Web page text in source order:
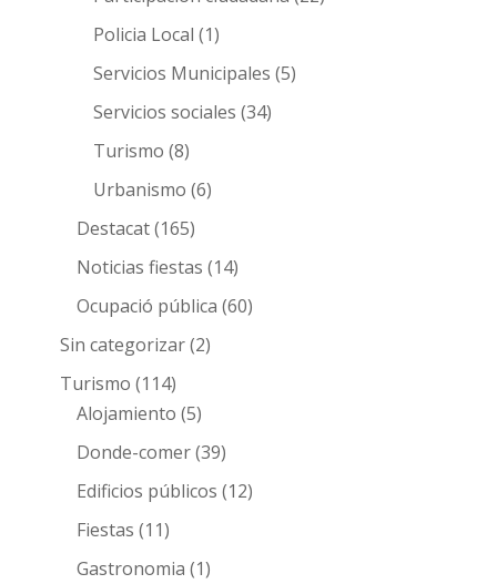
Policia Local (1)
Servicios Municipales (5)
Servicios sociales (34)
Turismo (8)
Urbanismo (6)
Destacat(165)
Noticias fiestas (14)
Ocupació pública (60)
Sin categorizar(2)
Turismo (114)
Alojamiento (5)
Donde-comer(39)
Edificios públicos (12)
Fiestas (11)
Gastronomia (1)